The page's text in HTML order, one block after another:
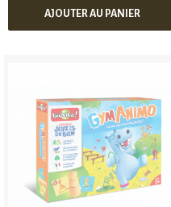
AJOUTER AU PANIER